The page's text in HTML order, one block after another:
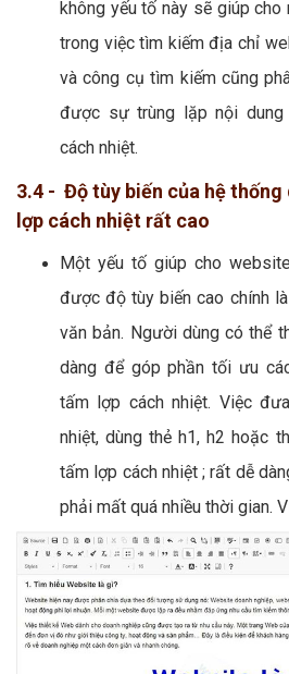
không yếu tố này sẽ giúp
trong việc tìm kiếm địa chỉ
và công cụ tìm kiếm cũng
được sự trùng lặp nội
cách nhiệt.
3.4 - Độ tùy biến của hệ
lợp cách nhiệt rất cao
Một yếu tố giúp cho
được độ tùy biến cao chính
văn bản. Người dùng có thể
dàng để góp phần tối ưu
tấm lợp cách nhiệt. Việc
nhiệt, dùng thẻ h1, h2 hoặc
tấm lợp cách nhiệt ; rất dễ
phải mất quá nhiều thời gian.